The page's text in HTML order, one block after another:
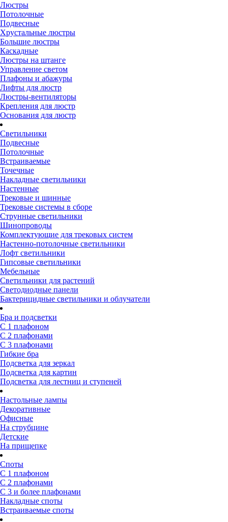
Люстры
Потолочные
Подвесные
Хрустальные люстры
Большие люстры
Каскадные
Люстры на штанге
Управление светом
Плафоны и абажуры
Лифты для люстр
Люстры-вентиляторы
Крепления для люстр
Основания для люстр
Светильники
Подвесные
Потолочные
Встраиваемые
Точечные
Накладные светильники
Настенные
Трековые и шинные
Трековые системы в сборе
Струнные светильники
Шинопроводы
Комплектующие для трековых систем
Настенно-потолочные светильники
Лофт светильники
Гипсовые светильники
Мебельные
Светильники для растений
Светодиодные панели
Бактерицидные светильники и облучатели
Бра и подсветки
С 1 плафоном
С 2 плафонами
С 3 плафонами
Гибкие бра
Подсветка для зеркал
Подсветка для картин
Подсветка для лестниц и ступеней
Настольные лампы
Декоративные
Офисные
На струбцине
Детские
На прищепке
Споты
С 1 плафоном
С 2 плафонами
С 3 и более плафонами
Накладные споты
Встраиваемые споты